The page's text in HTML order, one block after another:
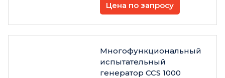
Цена по запросу
Многофункциональный
испытательный
генератор CCS 1000